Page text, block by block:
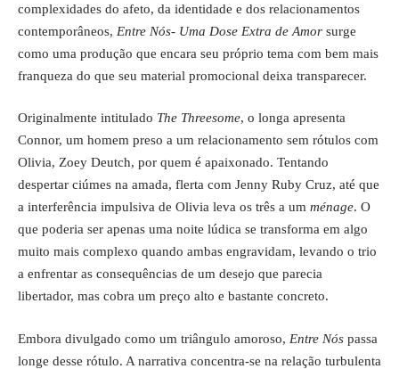
complexidades do afeto, da identidade e dos relacionamentos
contemporâneos, Entre Nós- Uma Dose Extra de Amor surge
como uma produção que encara seu próprio tema com bem mais
franqueza do que seu material promocional deixa transparecer.
Originalmente intitulado The Threesome, o longa apresenta
Connor, um homem preso a um relacionamento sem rótulos com
Olivia, Zoey Deutch, por quem é apaixonado. Tentando
despertar ciúmes na amada, flerta com Jenny Ruby Cruz, até que
a interferência impulsiva de Olivia leva os três a um ménage. O
que poderia ser apenas uma noite lúdica se transforma em algo
muito mais complexo quando ambas engravidam, levando o trio
a enfrentar as consequências de um desejo que parecia
libertador, mas cobra um preço alto e bastante concreto.
Embora divulgado como um triângulo amoroso, Entre Nós passa
longe desse rótulo. A narrativa concentra-se na relação turbulenta